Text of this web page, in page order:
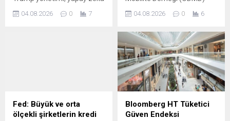
güvenlik testlerine yönelik
04.08.2026 0 7
otomotiv satış verilerini
Türkiye'de Temmuz'da en
çok satılan otomobiller...
04.08.2026 0 6
Fed: Büyük ve orta
ölçekli şirketlerin kredi
Bloomberg HT Tüketici
Güven Endeksi